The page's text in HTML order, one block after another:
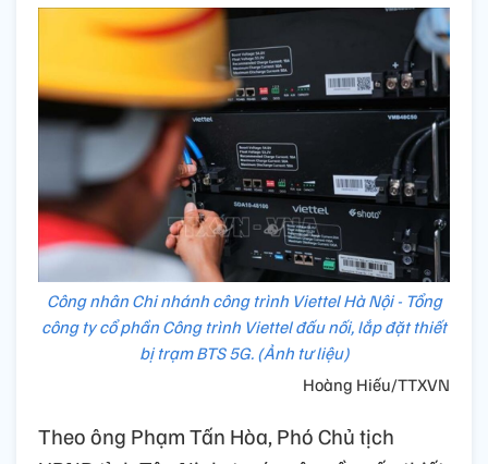
Công nhân Chi nhánh công trình Viettel Hà Nội - Tổng
công ty cổ phần Công trình Viettel đấu nối, lắp đặt thiết
bị trạm BTS 5G. (Ảnh tư liệu)
Hoàng Hiếu/TTXVN
Theo ông Phạm Tấn Hòa, Phó Chủ tịch